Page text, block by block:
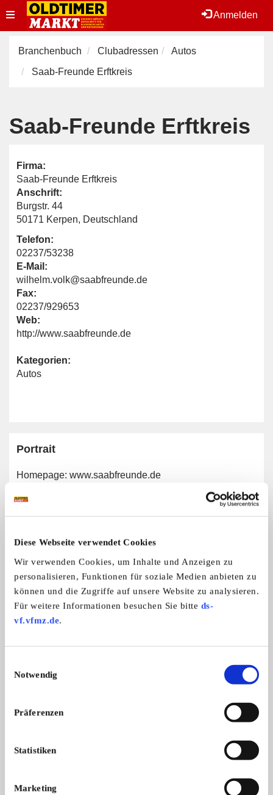
Diese Webseite verwendet Cookies
Wir verwenden Cookies, um Inhalte und Anzeigen zu
personalisieren, Funktionen für soziale Medien anbieten zu
können und die Zugriffe auf unsere Website zu analysieren.
Für weitere Informationen besuchen Sie bitte ds-
vf.vfmz.de.
Notwendig
Präferenzen
Statistiken
Marketing
Anmelden
Toggle
navigation
Branchenbuch Clubadressen
Autos
Saab-Freunde Erftkreis
Saab-Freunde Erftkreis
Firma:
Saab-Freunde Erftkreis
Anschrift:
Burgstr. 44
50171 Kerpen, Deutschland
Telefon:
02237/53238
E-Mail:
wilhelm.volk@saabfreunde.de
Fax:
02237/929653
Web:
http://www.saabfreunde.de
Kategorien:
Autos
Portrait
Homepage: www.saabfreunde.de
Allgemeine Angaben
Saab
Saab-Freunde Erftkreis
Sie vertreten dieses Unternehmen? Übernehmen Sie